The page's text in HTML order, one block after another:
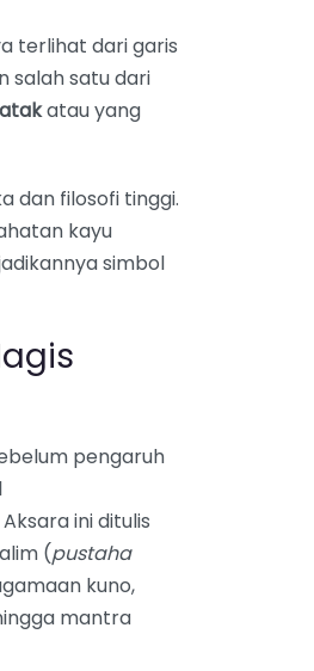
terlihat dari garis
salah satu dari
atau yang
dan filosofi tinggi.
kayu
simbol
pengaruh
ini ditulis
(pustaha
kuno,
mantra